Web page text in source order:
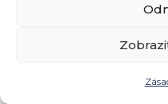
Šablona